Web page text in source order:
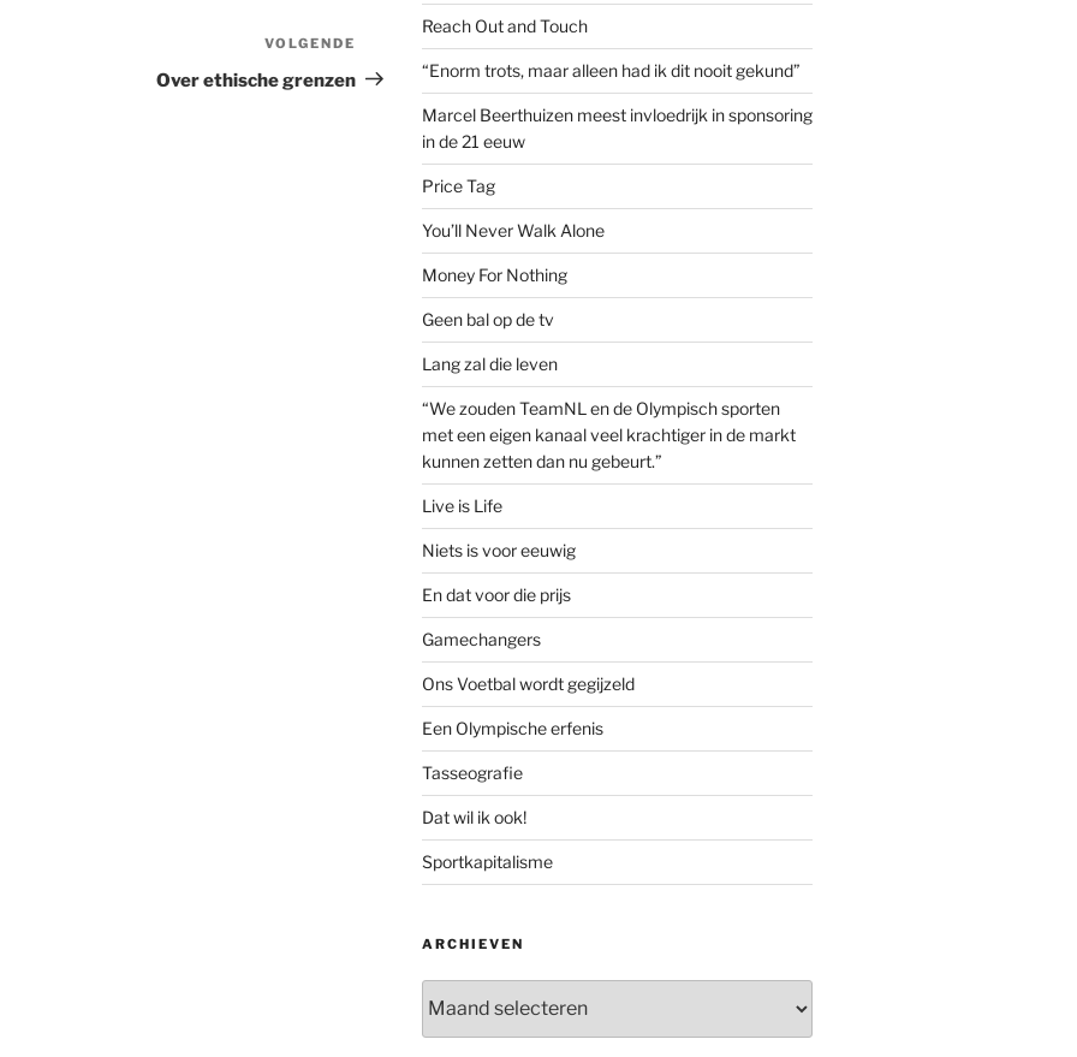
Volgend
bericht
VOLGENDE
Over ethische grenzen
Reach Out and Touch
“Enorm trots, maar alleen had ik dit nooit gekund”
Marcel Beerthuizen meest invloedrijk in sponsoring
in de 21 eeuw
Price Tag
You’ll Never Walk Alone
Money For Nothing
Geen bal op de tv
Lang zal die leven
“We zouden TeamNL en de Olympisch sporten
met een eigen kanaal veel krachtiger in de markt
kunnen zetten dan nu gebeurt.”
Live is Life
Niets is voor eeuwig
En dat voor die prijs
Gamechangers
Ons Voetbal wordt gegijzeld
Een Olympische erfenis
Tasseografie
Dat wil ik ook!
Sportkapitalisme
ARCHIEVEN